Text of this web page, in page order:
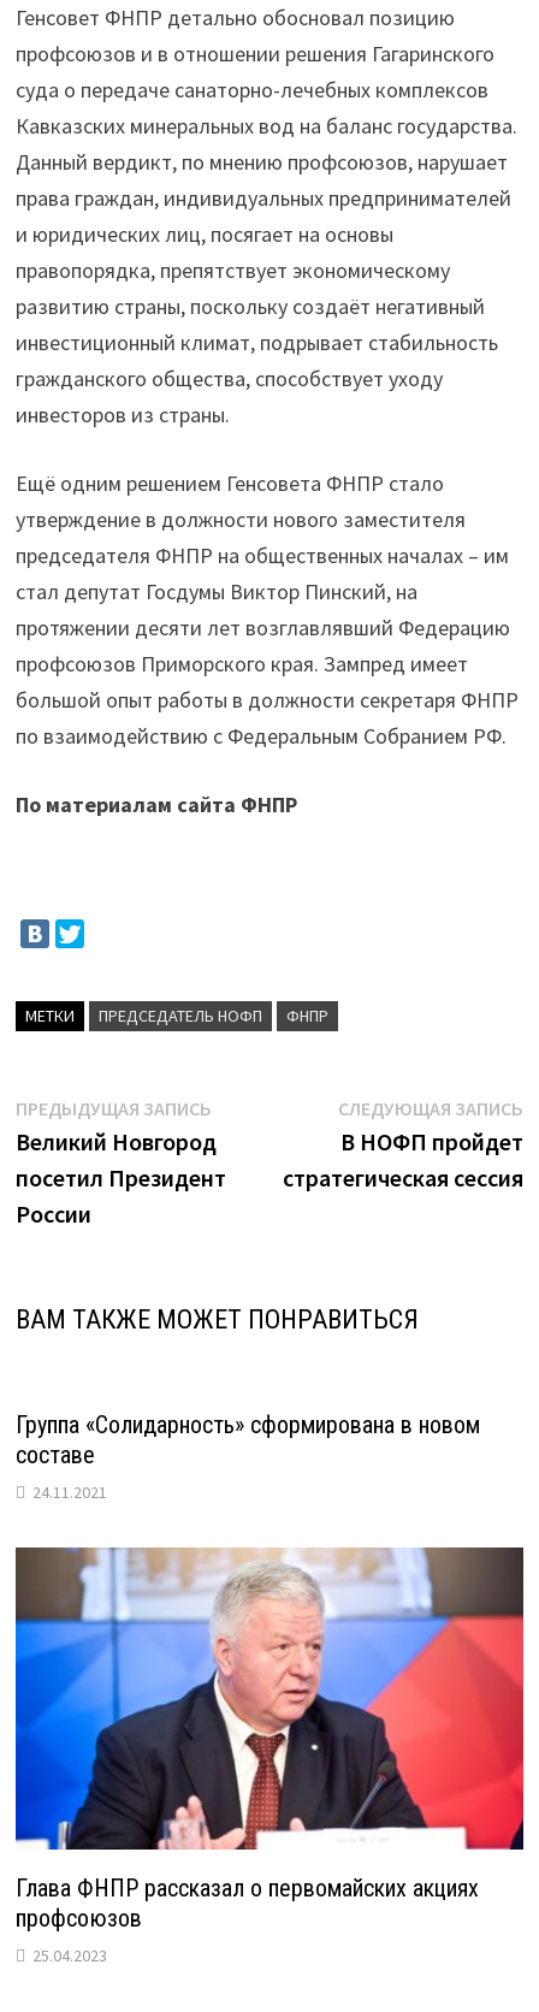
Генсовет ФНПР детально обосновал позицию
профсоюзов и в отношении решения Гагаринского
суда о передаче санаторно-лечебных комплексов
Кавказских минеральных вод на баланс государства.
Данный вердикт, по мнению профсоюзов, нарушает
права граждан, индивидуальных предпринимателей
и юридических лиц, посягает на основы
правопорядка, препятствует экономическому
развитию страны, поскольку создаёт негативный
инвестиционный климат, подрывает стабильность
гражданского общества, способствует уходу
инвесторов из страны.
Ещё одним решением Генсовета ФНПР стало
утверждение в должности нового заместителя
председателя ФНПР на общественных началах – им
стал депутат Госдумы Виктор Пинский, на
протяжении десяти лет возглавлявший Федерацию
профсоюзов Приморского края. Зампред имеет
большой опыт работы в должности секретаря ФНПР
по взаимодействию с Федеральным Собранием РФ.
По материалам сайта ФНПР
МЕТКИ ПРЕДСЕДАТЕЛЬ НОФП ФНПР
Навигация
по
записям
ПРЕДЫДУЩАЯ ЗАПИСЬ
запись:
Великий Новгород
посетил Президент
России
СЛЕДУЮЩАЯ ЗАПИСЬ
В НОФП пройдет
стратегическая сессия
ВАМ ТАКЖЕ МОЖЕТ ПОНРАВИТЬСЯ
Группа «Солидарность» сформирована в новом
составе
24.11.2021
Глава ФНПР рассказал о первомайских акциях
профсоюзов
25.04.2023